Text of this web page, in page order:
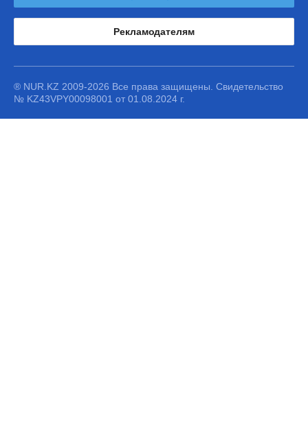
Рекламодателям
® NUR.KZ 2009-2026 Все права защищены. Свидетельство
№ KZ43VPY00098001 от 01.08.2024 г.